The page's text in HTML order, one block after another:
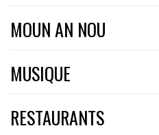
MOUN AN NOU
MUSIQUE
RESTAURANTS